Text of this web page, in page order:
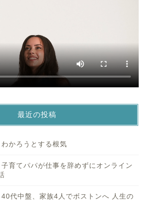
最近の投稿
かろうとする根気
育てパパが仕事を辞めずにオンライン
代中盤、家族4人でボストンへ 人生の